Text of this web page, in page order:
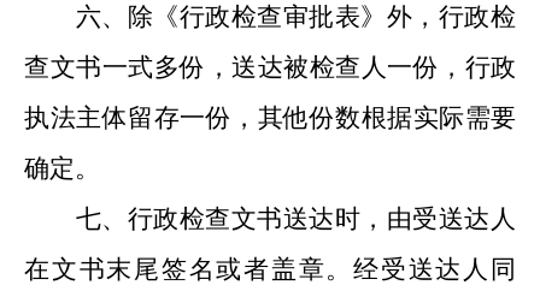
六、除《行政检查审批表》外，行政检
查文书一式多份，送达被检查人一份，行政
执法主体留存一份，其他份数根据实际需要
确定。
七、 行政检查文书送达时，由受送达人
在文书末尾签名或者盖章。经受送达人同